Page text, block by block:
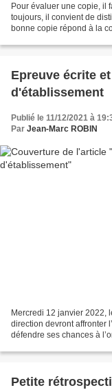
Pour évaluer une copie, il
toujours, il convient de
bonne copie répond à la
Epreuve écrite
d'établissement
Publié le 11/12/2021 à
Par Jean-Marc ROBIN
Mercredi 12 janvier 2022,
direction devront affronter
défendre ses chances à
Petite